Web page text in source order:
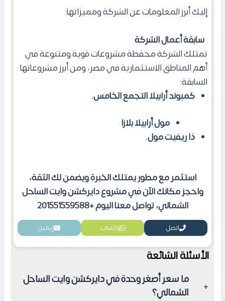
إليك أبرز المعلومات عن الشركة ومميزاتها:
سابقة أعمال الشركة
تمتلك الشركة محفظة مشروعات قوية ومتنوعة في
أهم المناطق الاستثمارية في مصر، ومن أبرز مشروعاتها
السابقة:
كمبوند أرابيلا التجمع الخامس.
مول أرابيلا بلازا.
ذا ريفيت مول.
استثمر مع مطور يمتلك الخبرة ويضمن لك الثقة،
واحجز مكانك الآن في مشروع دايركشن وايت الساحل
الشمالي، تواصل معنا اليوم+201551559588
اتصل واتساب إيميل
الأسئلة الشائعة
ما سعر أصغر وحدة في دايركشن وايت الساحل
الشمالي؟